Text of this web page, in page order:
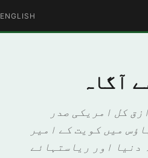
ENGLISH
آگاہ
کل امریکی صدر
میں کویت کے امیر
دنیا اور ریاستہائے